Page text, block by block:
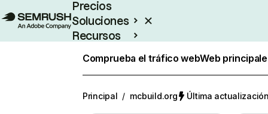
Precios
Soluciones
Recursos
Comprueba el tráfico webWeb
Principal / mcbuild.org Última